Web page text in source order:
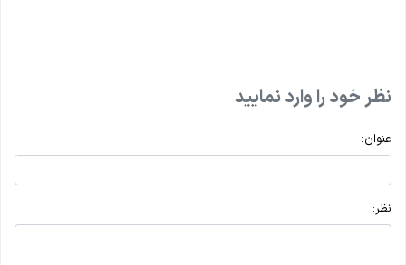
نظر خود را وارد نمایید
عنوان:
نظر: